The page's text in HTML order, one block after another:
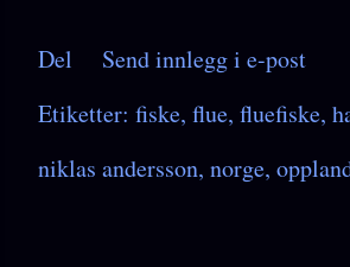
Del
Send innlegg i e-post
Etiketter: fiske flue fluefiske
niklas andersson norge